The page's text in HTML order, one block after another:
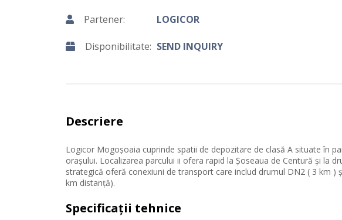
Partener: LOGICOR
Disponibilitate: SEND INQUIRY
Descriere
Logicor Mogoșoaia cuprinde spatii de depozitare de clasă A situate în
orașului. Localizarea parcului ii ofera rapid la Șoseaua de Centură și la
strategică oferă conexiuni de transport care includ drumul DN2 ( 3 km
km distanță).
Specificații tehnice